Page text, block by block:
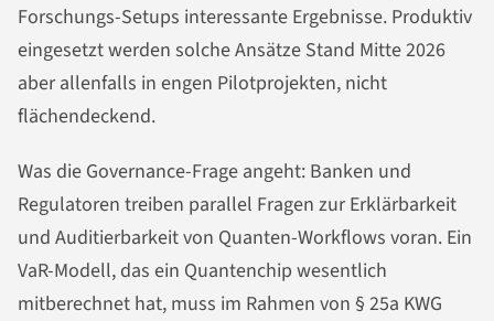
Forschungs-Setups interessante Ergebnisse. Produktiv
eingesetzt werden solche Ansätze Stand Mitte 2026
aber allenfalls in engen Pilotprojekten, nicht
flächendeckend.
Was die Governance-Frage angeht: Banken und
Regulatoren treiben parallel Fragen zur Erklärbarkeit
und Auditierbarkeit von Quanten-Workflows voran. Ein
VaR-Modell, das ein Quantenchip wesentlich
mitberechnet hat, muss im Rahmen von § 25a KWG